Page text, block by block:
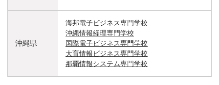
沖縄県
海邦電子ビジネス専門学校
沖縄情報経理専門学校
国際電子ビジネス専門学校
大育情報ビジネス専門学校
那覇情報システム専門学校